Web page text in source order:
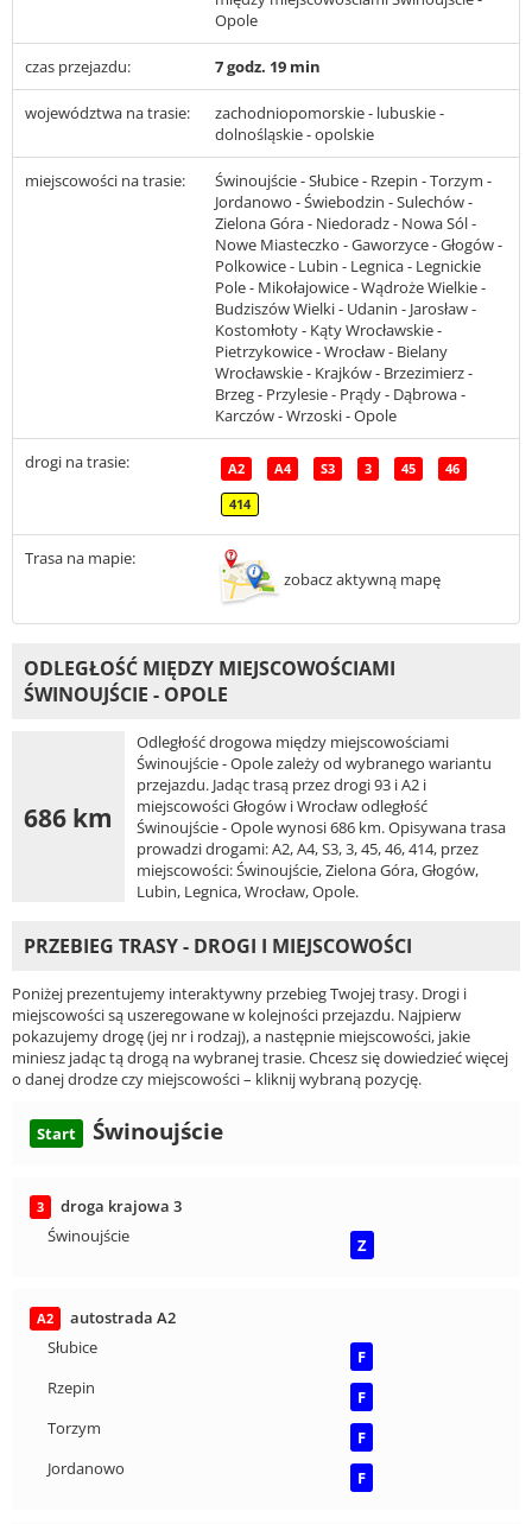
Opole
czas przejazdu: 7 godz. 19 min
województwa na trasie:
zachodniopomorskie - lubuskie -
dolnośląskie - opolskie
miejscowości na trasie:
Świnoujście - Słubice - Rzepin - Torzym -
Jordanowo - Świebodzin - Sulechów -
Zielona Góra - Niedoradz - Nowa Sól -
Nowe Miasteczko - Gaworzyce - Głogów -
Polkowice - Lubin - Legnica - Legnickie
Pole - Mikołajowice - Wądroże Wielkie -
Budziszów Wielki - Udanin - Jarosław -
Kostomłoty - Kąty Wrocławskie -
Pietrzykowice - Wrocław - Bielany
Wrocławskie - Krajków - Brzezimierz -
Brzeg - Przylesie - Prądy - Dąbrowa -
Karczów - Wrzoski - Opole
drogi na trasie: A2 A4 S3 3 45 46
414
Trasa na mapie:
zobacz aktywną mapę
ODLEGŁOŚĆ MIĘDZY MIEJSCOWOŚCIAMI
ŚWINOUJŚCIE - OPOLE
686 km
Odległość drogowa między miejscowościami
Świnoujście - Opole zależy od wybranego wariantu
przejazdu. Jadąc trasą przez drogi 93 i A2 i
miejscowości Głogów i Wrocław odległość
Świnoujście - Opole wynosi 686 km. Opisywana trasa
prowadzi drogami: A2, A4, S3, 3, 45, 46, 414, przez
miejscowości: Świnoujście, Zielona Góra, Głogów,
Lubin, Legnica, Wrocław, Opole.
PRZEBIEG TRASY - DROGI I MIEJSCOWOŚCI
Poniżej prezentujemy interaktywny przebieg Twojej trasy. Drogi i
miejscowości są uszeregowane w kolejności przejazdu. Najpierw
pokazujemy drogę (jej nr i rodzaj), a następnie miejscowości, jakie
miniesz jadąc tą drogą na wybranej trasie. Chcesz się dowiedzieć więcej
o danej drodze czy miejscowości – kliknij wybraną pozycję.
Start Świnoujście
3
droga krajowa 3
Świnoujście
Z
A2
autostrada A2
Słubice
F
Rzepin
F
Torzym
F
Jordanowo
F